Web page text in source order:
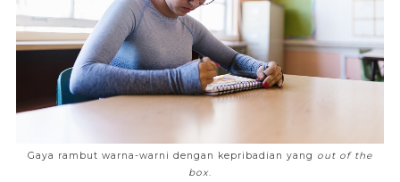
Gaya rambut warna-warni dengan kepribadian yang out of the
box.